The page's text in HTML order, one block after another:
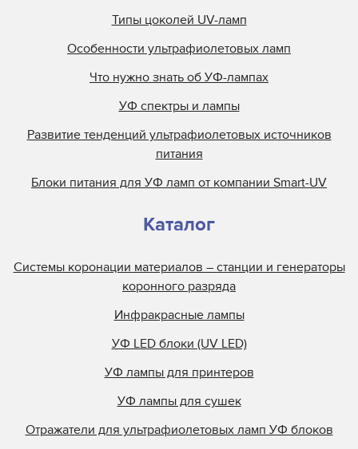
Loctite
Mark Andy
Metal Box
Metronic
Miltec
Nilpeter
Objet
Online Energy
Philips
Polarlamp
Polytype
Primarc
Prime UV
Типы цоколей UV-ламп
Особенности ультрафиолетовых ламп
Что нужно знать об УФ-лампах
УФ спектры и лампы
Развитие тенденций ультрафиолетовых источников
питания
Блоки питания для УФ ламп от компании Smart-UV
Каталог
Системы коронации материалов – станции и генераторы
коронного разряда
Инфракрасные лампы
УФ LED блоки (UV LED)
УФ лампы для принтеров
УФ лампы для сушек
Отражатели для ультрафиолетовых ламп УФ блоков